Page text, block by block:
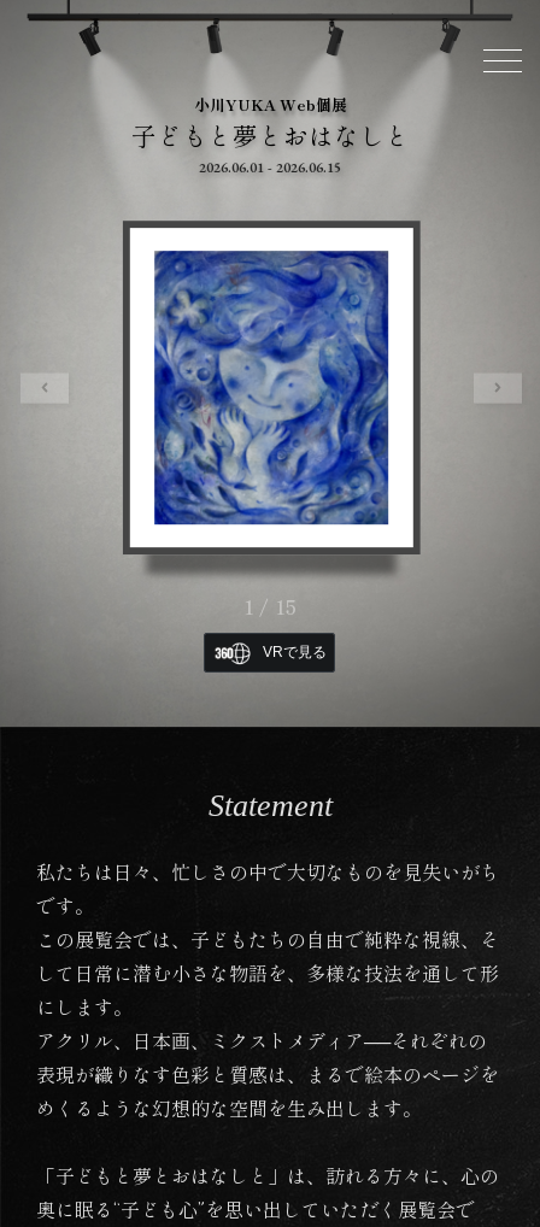
小川YUKA Web個展
子どもと夢とおはなしと
2026.06.01 - 2026.06.15
VRで見る
Statement
私たちは日々、忙しさの中で大切なものを見失いがち
です。
この展覧会では、子どもたちの自由で純粋な視線、そ
して日常に潜む小さな物語を、多様な技法を通して形
にします。
アクリル、日本画、ミクストメディア──それぞれの
表現が織りなす色彩と質感は、まるで絵本のページを
めくるような幻想的な空間を生み出します。
「子どもと夢とおはなしと」は、訪れる方々に、心の
奥に眠る“子ども心”を思い出していただく展覧会で